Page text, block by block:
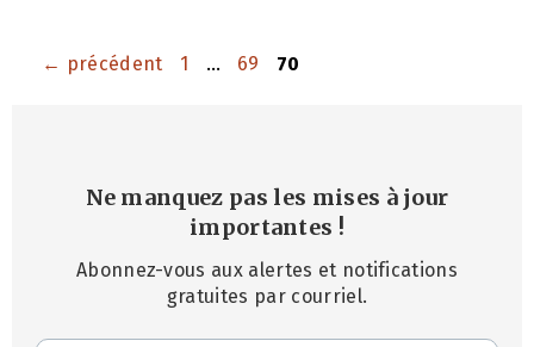
← précédent Page
1 … Page
69 Page
70
Ne manquez pas les mises à jour
importantes !
Abonnez-vous aux alertes et notifications
gratuites par courriel.